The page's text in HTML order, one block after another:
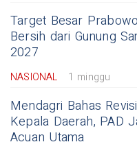
Target Besar
Bersih dari Gunung
2027
NASIONAL 1 minggu
Mendagri Bahas
Kepala Daerah, PAD
Acuan Utama